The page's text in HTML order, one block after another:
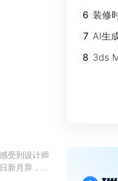
受到设计师
新月异，室
避指
6 装修
max？
7 AI生
不开
8 3ds